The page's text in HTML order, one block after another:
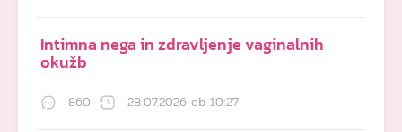
Intimna nega in zdravljenje vaginalnih
okužb
860 28.07.2026 ob 10:27